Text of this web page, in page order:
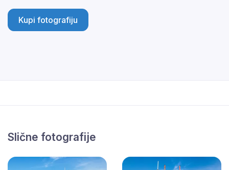
Kupi fotografiju
Slične fotografije